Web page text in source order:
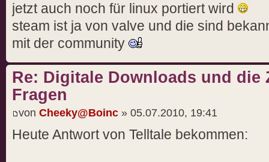
jetzt auch noch für linux portiert wird
steam ist ja von valve und die sind
mit der community
Re: Digitale Downloads und die
Fragen
von Cheeky@Boinc » 05.07.2010, 19:41
Heute Antwort von Telltale bekommen: